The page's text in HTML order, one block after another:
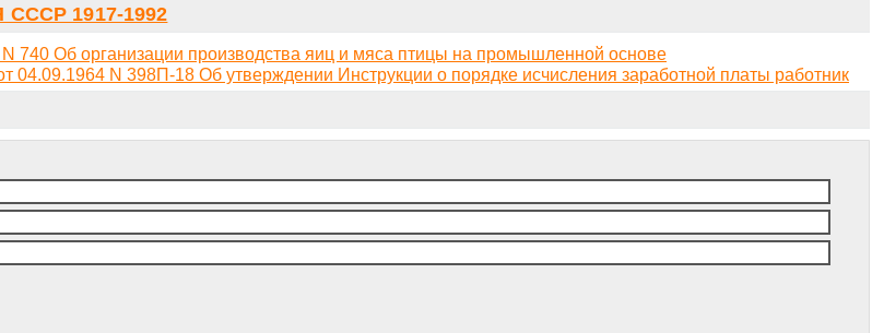
1917-1992
Об организации производства яиц и мяса птицы на промышленной основе
N 398П-18 Об утверждении Инструкции о порядке исчисления заработной платы работник